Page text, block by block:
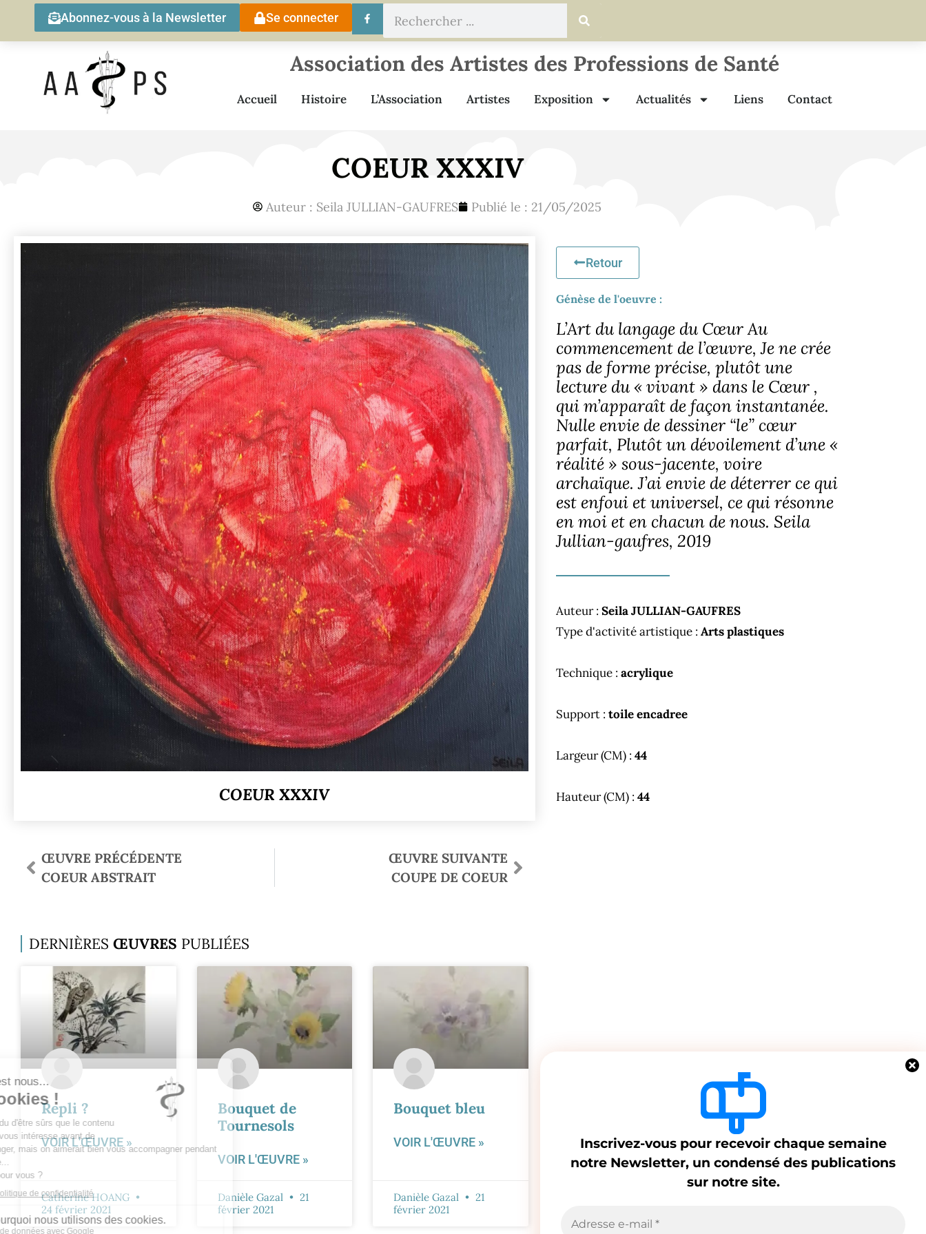
Abonnez-vous à la Newsletter Se connecter
Association des Artistes des Professions de Santé
Accueil Histoire L’Association Artistes Exposition Actualités Liens Contact
COEUR XXXIV
Auteur : Seila JULLIAN-GAUFRES Publié le : 21/05/2025
COEUR XXXIV
ŒUVRE PRÉCÉDENTE
COEUR ABSTRAIT
ŒUVRE SUIVANTE
COUPE DE COEUR
DERNIÈRES ŒUVRES PUBLIÉES
Repli ?
VOIR L'ŒUVRE »
Catherine HOANG
24 février 2021
Bouquet de
Tournesols
VOIR L'ŒUVRE »
Danièle Gazal
21
février 2021
Bouquet bleu
VOIR L'ŒUVRE »
Danièle Gazal
21
février 2021
Retour
Génèse de l'oeuvre :
L’Art du langage du Cœur Au
commencement de l’œuvre, Je ne crée
pas de forme précise, plutôt une
lecture du « vivant » dans le Cœur ,
qui m’apparaît de façon instantanée.
Nulle envie de dessiner “le” cœur
parfait, Plutôt un dévoilement d’une «
réalité » sous-jacente, voire
archaïque. J’ai envie de déterrer ce qui
est enfoui et universel, ce qui résonne
en moi et en chacun de nous. Seila
Jullian-gaufres, 2019
Auteur : Seila JULLIAN-GAUFRES
Type d'activité artistique : Arts plastiques
Technique : acrylique
Support : toile encadree
Largeur (CM) : 44
Hauteur (CM) : 44
Inscrivez-vous pour recevoir chaque semaine
notre Newsletter, un condensé des publications
sur notre site.